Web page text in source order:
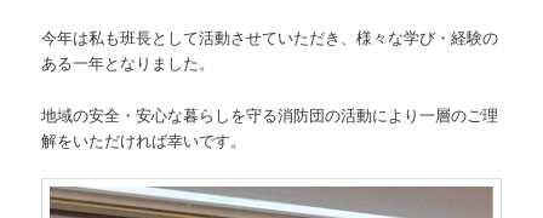
今年は私も班長として活動させていただき、様々な学び・経験の
ある一年となりました。
地域の安全・安心な暮らしを守る消防団の活動により一層のご理
解をいただければ幸いです。